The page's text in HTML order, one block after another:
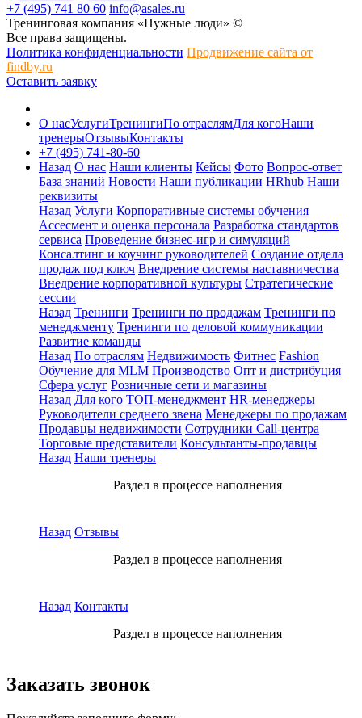
+7 (495) 741 80 60 info@asales.ru
Тренинговая компания «Нужные люди» ©
Все права защищены.
Политика конфиденциальности Продвижение сайта от
findby.ru
Оставить заявку
О насУслугиТренингиПо отраслямДля когоНаши
тренерыОтзывыКонтакты
+7 (495) 741-80-60
Назад О нас Наши клиенты Кейсы Фото Вопрос-ответ
База знаний Новости Наши публикации HRhub Наши
реквизиты
Назад Услуги Корпоративные системы обучения
Ассесмент и оценка персонала Разработка стандартов
сервиса Проведение бизнес-игр и симуляций
Консалтинг и коучинг руководителей Создание отдела
продаж под ключ Внедрение системы наставничества
Внедрение корпоративной культуры Стратегические
сессии
Назад Тренинги Тренинги по продажам Тренинги по
менеджменту Тренинги по деловой коммуникации
Развитие команды
Назад По отраслям Недвижимость Фитнес Fashion
Обучение для MLM Производство Опт и дистрибуция
Сфера услуг Розничные сети и магазины
Назад Для кого ТОП-менеджмент HR-менеджеры
Руководители среднего звена Менеджеры по продажам
Продавцы недвижимости Сотрудники Call-центра
Торговые представители Консультанты-продавцы
Назад Наши тренеры
Раздел в процессе наполнения
Назад Отзывы
Раздел в процессе наполнения
Назад Контакты
Раздел в процессе наполнения
Заказать звонок